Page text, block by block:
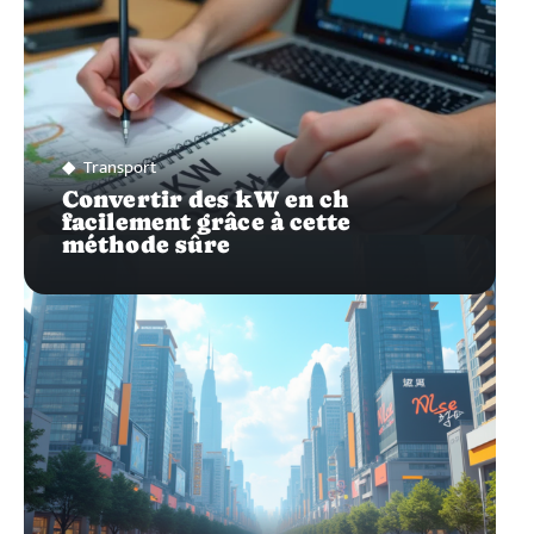
Transport
Convertir des kW en ch
facilement grâce à cette
méthode sûre